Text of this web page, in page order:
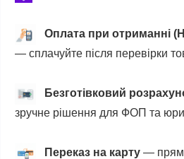
Оплата при отриманні
— сплачуйте після перевірки
Безготівковий
зручне рішення для ФОП та
Переказ на карту —